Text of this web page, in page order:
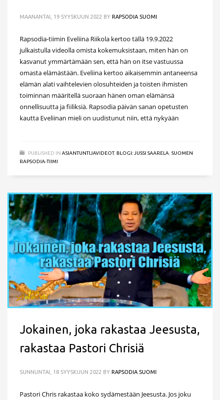
MAANANTAI, 19 SYYSKUUN 2022 BY RAPSODIA SUOMI
Rapsodia-tiimin Eveliina Riikola kertoo tällä 19.9.2022
julkaistulla videolla omista kokemuksistaan, miten hän on
kasvanut ymmärtämään sen, että hän on itse vastuussa
omasta elämästään. Eveliina kertoo aikaisemmin antaneensa
elämän alati vaihtelevien olosuhteiden ja toisten ihmisten
toiminnan määritellä suoraan hänen oman elämänsä
onnellisuutta ja fiiliksiä. Rapsodia päivän sanan opetusten
kautta Eveliinan mieli on uudistunut niin, että nykyään
PUBLISHED IN ASIANTUNTIJAVIDEOT, BLOGI: JUSSI SAARELA SUOMEN
RAPSODIA-TIIMI
Jokainen, joka rakastaa Jeesusta,
rakastaa Pastori Chrisiä
SUNNUNTAI, 18 SYYSKUUN 2022 BY RAPSODIA SUOMI
Pastori Chris rakastaa koko sydämestään Jeesusta. Jos joku